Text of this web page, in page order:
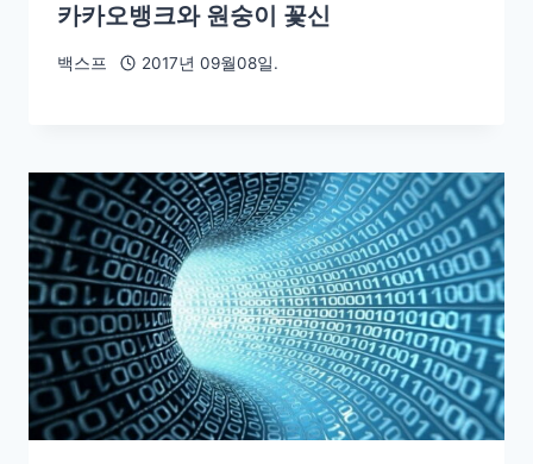
카카오뱅크와 원숭이 꽃신
백스프 2017년 09월08일.